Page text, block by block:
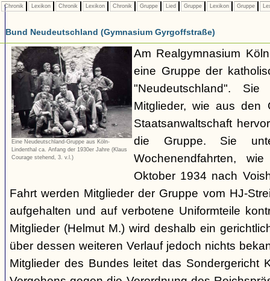
Chronik Lexikon Chronik Lexikon Chronik Gruppe Lied Gruppe Lexikon Gruppe
Bund Neudeutschland (Gymnasium Gyrgoffstraße)
Eine Neudeutschland-Gruppe aus Köln-
Lindenthal ca. Anfang der 1930er Jahre (Klaus
Courage stehend, 3. v.l.)
Am Realgymnasium
eine Gruppe der
"Neudeutschland".
Mitglieder, wie aus den
Staatsanwaltschaft
die Gruppe. Sie
Wochenendfahrten,
Oktober 1934 nach
Fahrt werden Mitglieder der Gruppe vom HJ-
aufgehalten und auf verbotene Uniformteile
Mitglieder (Helmut M.) wird deshalb ein
über dessen weiteren Verlauf jedoch nichts
Mitglieder des Bundes leitet das Sondergericht